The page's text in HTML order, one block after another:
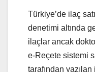
Türkiye’de ilaç
denetimi altında
ilaçlar ancak
e-Reçete sistemi
tarafından yazılan